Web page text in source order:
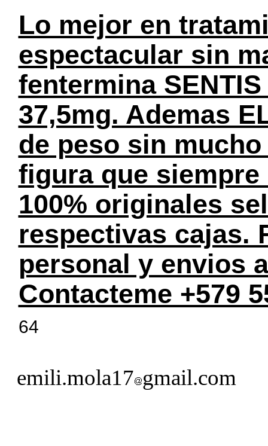
Lo mejor en
espectacular sin
fentermina
37,5mg. Ademas
de peso sin
figura que
100% originales
respectivas cajas.
personal y envios
Contacteme +579
64
emili.mola17 gmail.com